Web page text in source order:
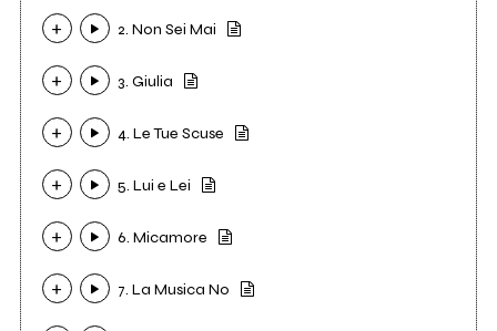
2. Non Sei Mai
3. Giulia
4. Le Tue Scuse
5. Lui e Lei
6. Micamore
7. La Musica No